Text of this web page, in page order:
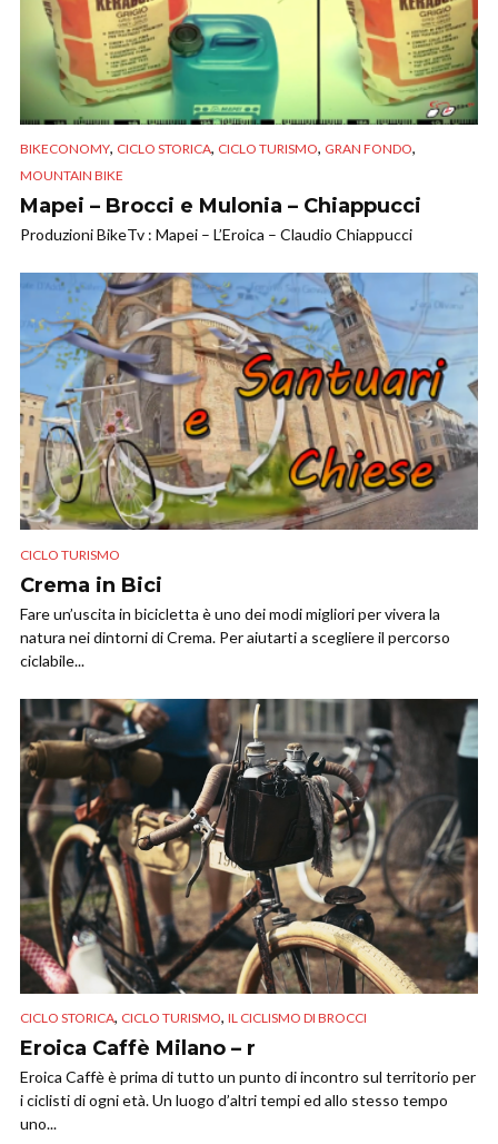
BIKECONOMY, CICLO STORICA, CICLO TURISMO, GRAN FONDO,
MOUNTAIN BIKE
Mapei – Brocci e Mulonia – Chiappucci
Produzioni BikeTv : Mapei – L’Eroica – Claudio Chiappucci
CICLO TURISMO
Crema in Bici
Fare un’uscita in bicicletta è uno dei modi migliori per vivera la
natura nei dintorni di Crema. Per aiutarti a scegliere il percorso
ciclabile...
CICLO STORICA, CICLO TURISMO, IL CICLISMO DI BROCCI
Eroica Caffè Milano – r
Eroica Caffè è prima di tutto un punto di incontro sul territorio per
i ciclisti di ogni età. Un luogo d’altri tempi ed allo stesso tempo
uno...